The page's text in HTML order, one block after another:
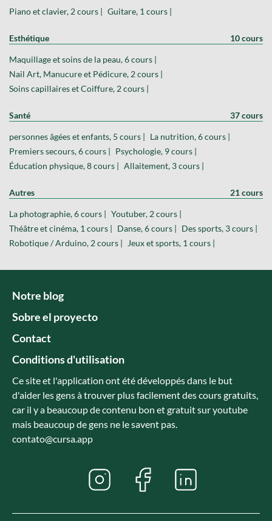
Piano et clavier, 2 cours | Guitare, 1 cours |
Esthétique 10 cours
Maquillage et soins de la peau, 6 cours |
Nail Art, Manucure et Pédicure, 2 cours |
Soins capillaires et Coiffure, 2 cours |
Santé 37 cours
personnes âgées et enfants, 5 cours | La nutrition, 6 cours |
Premiers secours, 6 cours | Psychologie, 9 cours |
Éducation physique, 8 cours | Allaitement, 3 cours |
Autres 21 cours
La photographie, 6 cours | Youtuber, 2 cours |
Théâtre et cinéma, 1 cours | Danse, 6 cours | Des sports, 3 cours |
Robotique / Arduino, 2 cours |
Jeux et sports, 1 cours |
Notre blog
Sobre el proyecto
Contact
Conditions d'utilisation
Ce site et l'application ont été développés dans le but
d'aider les gens à trouver plus facilement des cours gratuits,
car il y a beaucoup de contenu bon et gratuit sur youtube
mais beaucoup de gens ne le savent pas.
contato@cursa.app